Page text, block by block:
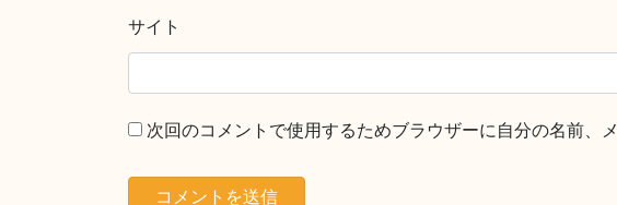
サイト
次回のコメントで使用するためブラウザーに自分の名前、